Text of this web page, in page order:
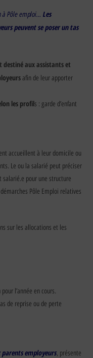
à Pôle emploi… Les
peuvent se poser un tas
aux assistants et
afin de leur apporter
les profils : garde d’enfant
accueillent à leur domicile ou
Le ou la salarié peut préciser
pour une structure
Pôle Emploi relatives
sur les allocations et les
l’année en cours.
de reprise ou de perte
parents employeurs, présente